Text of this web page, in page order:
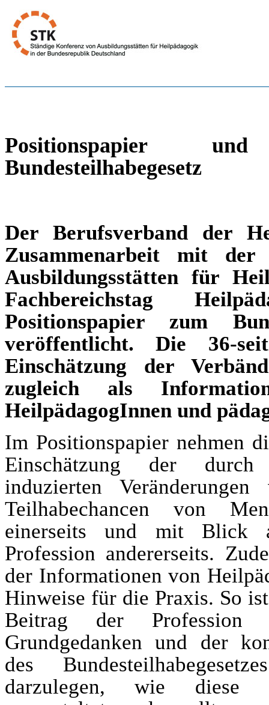
Positionspapier
Bundesteilhabegesetz
Der Berufsverband der
Zusammenarbeit mit der
Ausbildungsstätten für
Fachbereichstag
Positionspapier zum
veröffentlicht. Die 36-
Einschätzung der
zugleich als
HeilpädagogInnen und
Im Positionspapier nehmen
Einschätzung der durch
induzierten
Teilhabechancen von
einerseits und mit Blick
Profession andererseits.
der Informationen von
Hinweise für die Praxis. So
Beitrag der
Grundgedanken und der
des
darzulegen, wie diese